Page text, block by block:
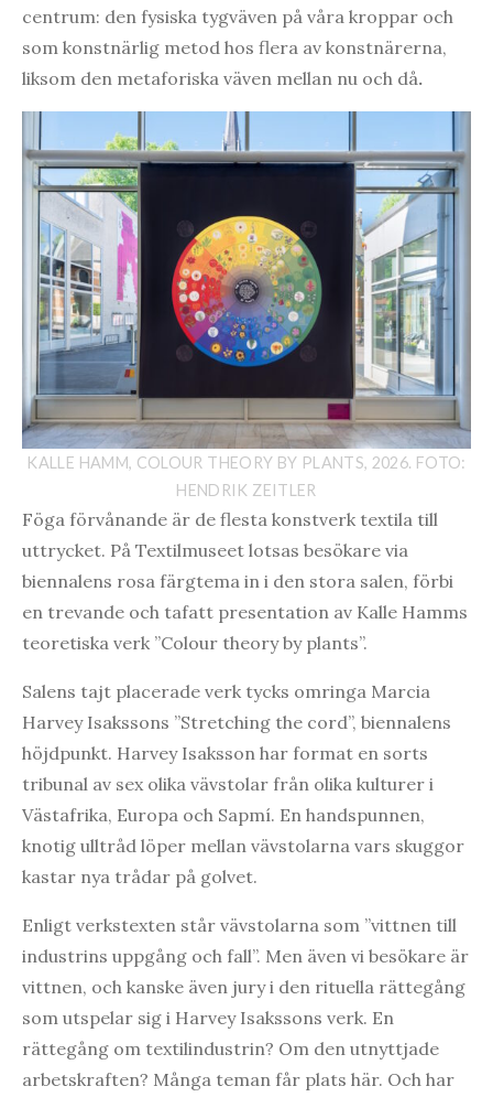
centrum: den fysiska tygväven på våra kroppar och
som konstnärlig metod hos flera av konstnärerna,
liksom den metaforiska väven mellan nu och då.
KALLE HAMM, COLOUR THEORY BY PLANTS, 2026. FOTO:
HENDRIK ZEITLER
Föga förvånande är de flesta konstverk textila till
uttrycket. På Textilmuseet lotsas besökare via
biennalens rosa färgtema in i den stora salen, förbi
en trevande och tafatt presentation av Kalle Hamms
teoretiska verk ”Colour theory by plants”.
Salens tajt placerade verk tycks omringa Marcia
Harvey Isakssons ”Stretching the cord”, biennalens
höjdpunkt. Harvey Isaksson har format en sorts
tribunal av sex olika vävstolar från olika kulturer i
Västafrika, Europa och Sapmí. En handspunnen,
knotig ulltråd löper mellan vävstolarna vars skuggor
kastar nya trådar på golvet.
Enligt verkstexten står vävstolarna som ”vittnen till
industrins uppgång och fall”. Men även vi besökare är
vittnen, och kanske även jury i den rituella rättegång
som utspelar sig i Harvey Isakssons verk. En
rättegång om textilindustrin? Om den utnyttjade
arbetskraften? Många teman får plats här. Och har